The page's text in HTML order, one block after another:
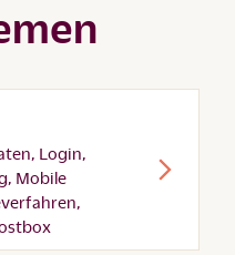
Login,
Mobile